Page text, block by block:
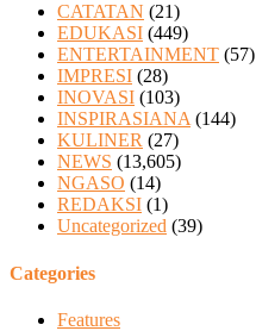
CATATAN (21)
EDUKASI (449)
ENTERTAINMENT (57)
IMPRESI (28)
INOVASI (103)
INSPIRASIANA (144)
KULINER (27)
NEWS (13,605)
NGASO (14)
REDAKSI (1)
Uncategorized (39)
Categories
Features